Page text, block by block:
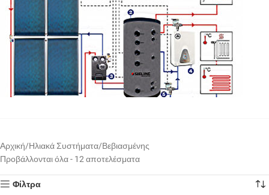
Αρχική Ηλιακά Συστήματα Βεβιασμένης
Προβάλλονται όλα - 12 αποτελέσματα
Φίλτρα